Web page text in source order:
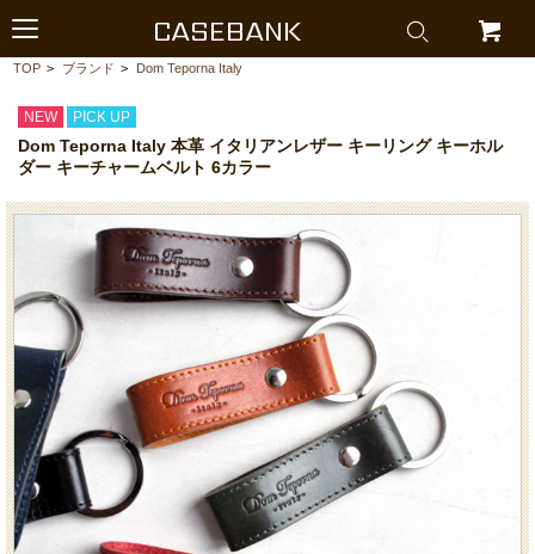
CASEBANK
TOP > ブランド > Dom Teporna Italy
NEW PICK UP
Dom Teporna Italy 本革 イタリアンレザー キーリング キーホル
ダー キーチャームベルト 6カラー